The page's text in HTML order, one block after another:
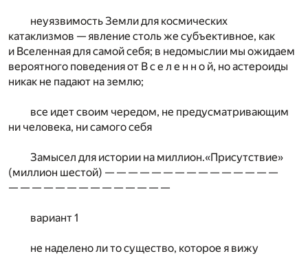
неуязвимость Земли для космических
катаклизмов — явление столь же субъективное, как
и Вселенная для самой себя; в недомыслии мы ожидаем
вероятного поведения от В с е л е н н о й, но астероиды
никак не падают на землю;
все идет своим чередом, не предусматривающим
ни человека, ни самого себя
Замысел для истории на миллион.«Присутствие»
(миллион шестой) — — — — — — — — — — — — — — —
— — — — — — — — — — — — — —
вариант 1
не наделено ли то существо, которое я вижу